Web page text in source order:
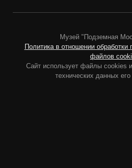
Музей "Подземная
Политика в отношении
файлов
Сайт использует файлы cookies
технических данных его